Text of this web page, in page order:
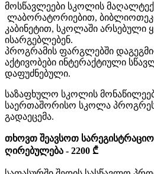
მოსწავლეები სკოლის
ლაბორატორიებით,
კაბინეტით, სკოლაში
ისარგებლებენ.
პროგრამის ფარგლებში
აქტივობები ინტერაქტიული
დაფუძნებული.
საზაფხულო სკოლის
საერთაშორისო სკოლა
გადაეცემა.
თხოვთ შეავსოთ
ღირებულება - 2200 ₾